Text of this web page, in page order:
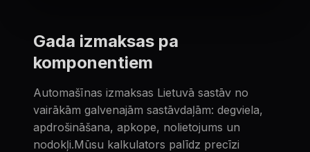
Gada izmaksas pa
komponentiem
Automašīnas izmaksas Lietuvā sastāv no
vairākām galvenajām sastāvdaļām: degviela,
apdrošināšana, apkope, nolietojums un
nodokļi.Mūsu kalkulators palīdz precīzi